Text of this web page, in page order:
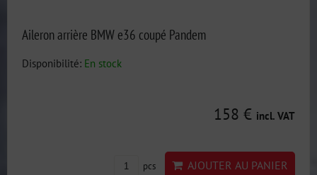
Aileron arrière BMW e36 coupé Pandem
Disponibilité: En stock
158 € incl. VAT
pcs AJOUTER AU PANIER